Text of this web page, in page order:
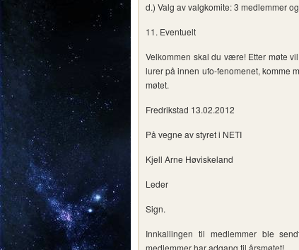
d.) Valg av valgkomite: 3 medlemmer
11. Eventuelt
Velkommen skal du være! Etter møte
lurer på innen ufo-fenomenet, komme
møtet.
Fredrikstad 13.02.2012
På vegne av styret i NETI
Kjell Arne Høviskeland
Leder
Sign.
Innkallingen til medlemmer ble
medlemmer har adgang til årsmøtet!